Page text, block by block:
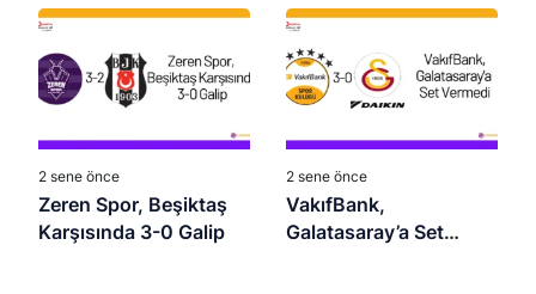
2 sene önce
Zeren Spor, Beşiktaş
Karşısında 3-0 Galip
2 sene önce
VakıfBank,
Galatasaray’a Set